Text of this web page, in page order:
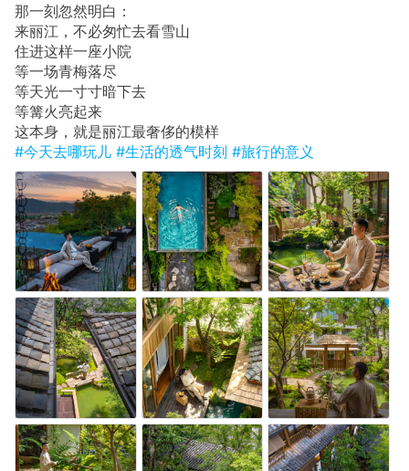
那一刻忽然明白：
来丽江，不必匆忙去看雪山
住进这样一座小院
等一场青梅落尽
等天光一寸寸暗下去
等篝火亮起来
这本身，就是丽江最奢侈的模样
#今天去哪玩儿 #生活的透气时刻 #旅行的意义